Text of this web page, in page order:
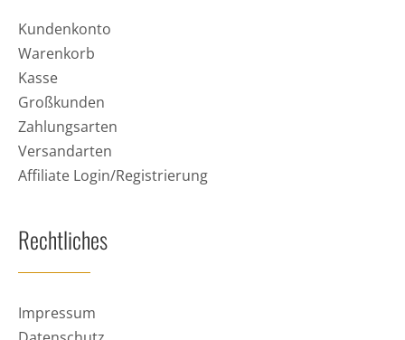
Kundenkonto
Warenkorb
Kasse
Großkunden
Zahlungsarten
Versandarten
Affiliate Login/Registrierung
Rechtliches
Impressum